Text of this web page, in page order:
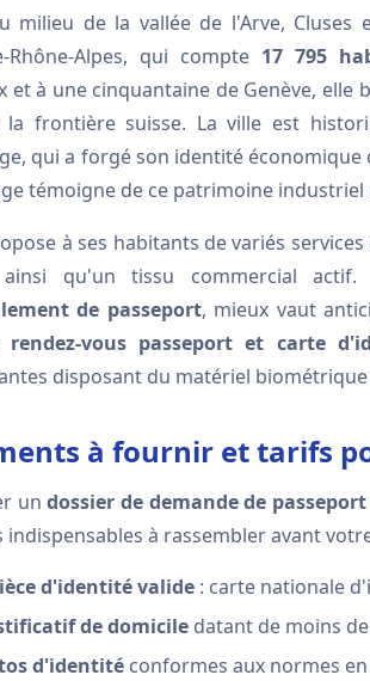
milieu de la vallée de l'Arve, Cluses
Rhône-Alpes, qui compte 17 795
et à une cinquantaine de Genève,
la frontière suisse. La ville est
qui a forgé son identité économique
témoigne de ce patrimoine industriel
à ses habitants de variés
ainsi qu'un tissu commercial
de passeport, mieux vaut
rendez-vous passeport et carte
disposant du matériel
à fournir et tarifs
undossier de demande de
indispensables à rassembler avant
d'identité valide : carte nationale
de domicile datant de moins
d'identité conformes aux normes